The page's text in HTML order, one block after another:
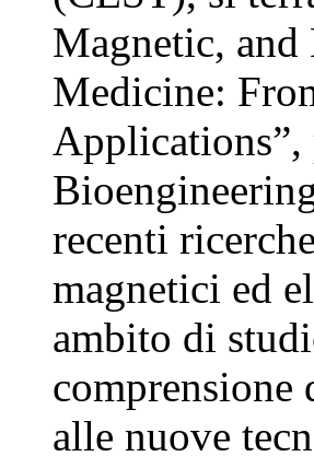
Magnetic,
Medicine:
recenti
magnetici ed
ambito di
comprensione
alle nuove